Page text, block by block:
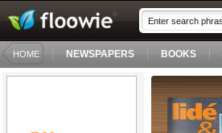
HOME NEWSPAPERS BOOKS